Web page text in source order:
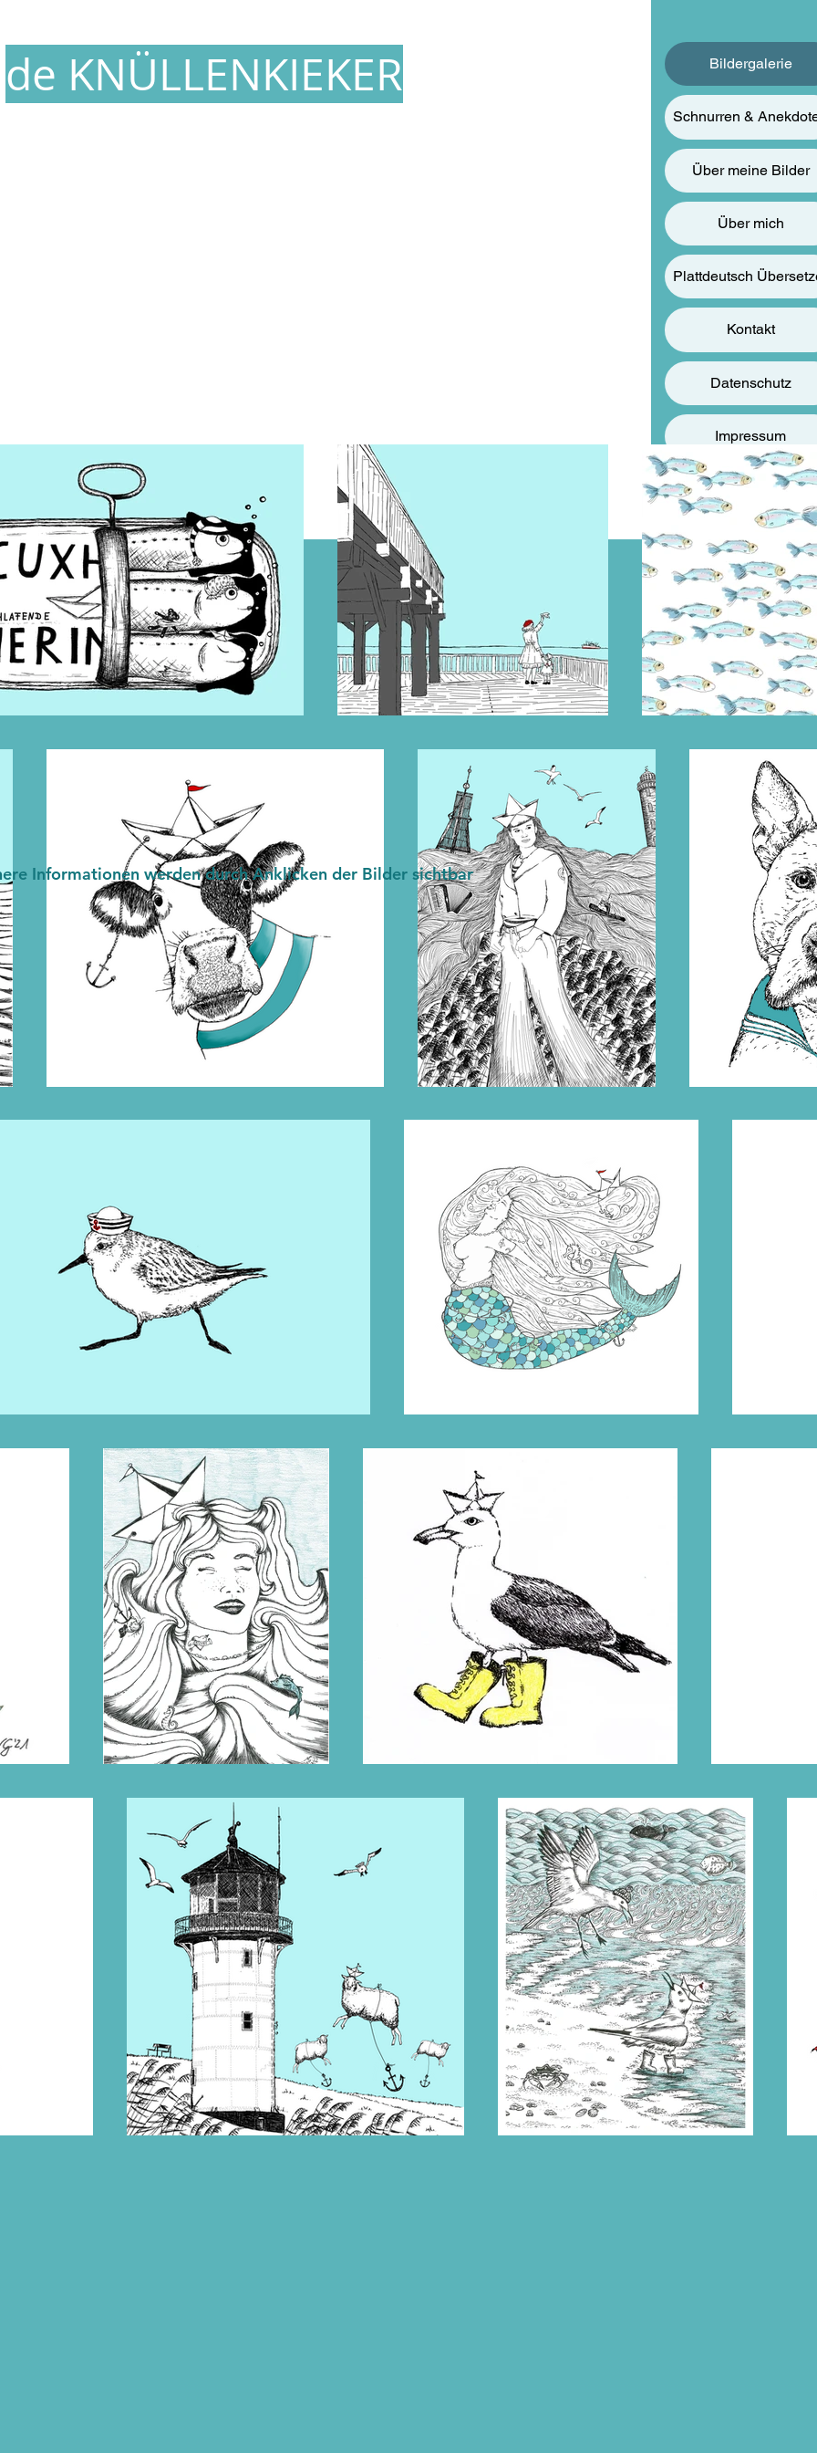
de KNÜLLENKIEKER Bildergalerie
Schnurren &
Über meine Bilder
Über mich
Plattdeutsch
Kontakt
Datenschutz
Impressum
Informationen werden durch Anklicken der Bilder sichtbar